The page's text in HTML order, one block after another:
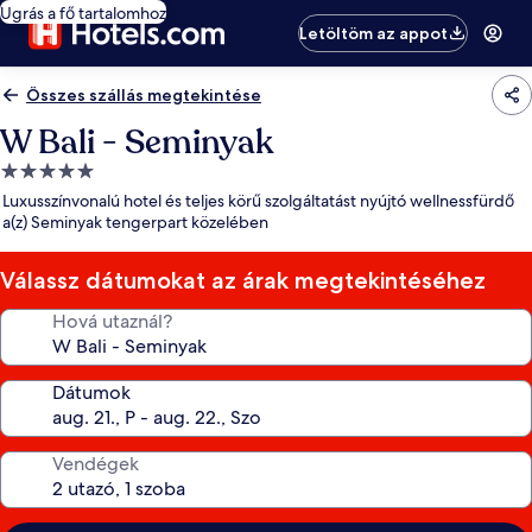
Ugrás a fő tartalomhoz
Letöltöm az appot
Összes szállás megtekintése
W Bali - Seminyak
5.0
csillagos
szálláshely
Luxusszínvonalú hotel és teljes körű szolgáltatást nyújtó wellnessfürdő
a(z) Seminyak tengerpart közelében
Válassz dátumokat az árak megtekintéséhez
Hová utaznál?
Dátumok
Vendégek